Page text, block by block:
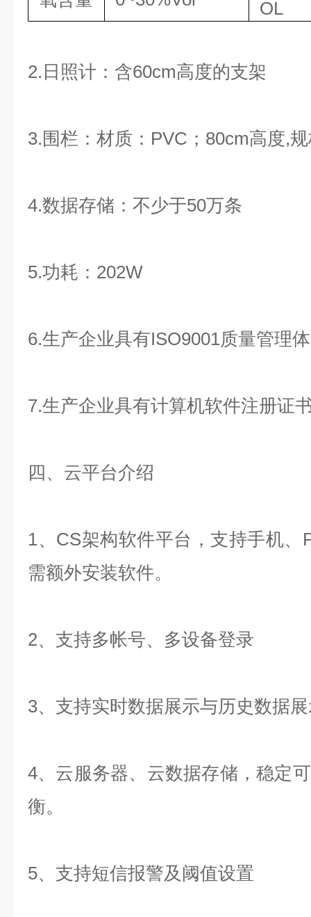
OL
2.日照计：含60cm高度的支架
3.围栏：材质：PVC；80cm高度,
4.数据存储：不少于50万条
5.功耗：202W
6.生产企业具有ISO9001质量管理
7.生产企业具有计算机软件注册证
四、云平台介绍
1、CS架构软件平台，支持手机、
需额外安装软件。
2、支持多帐号、多设备登录
3、支持实时数据展示与历史数据
4、云服务器、云数据存储，稳定
衡。
5、支持短信报警及阈值设置